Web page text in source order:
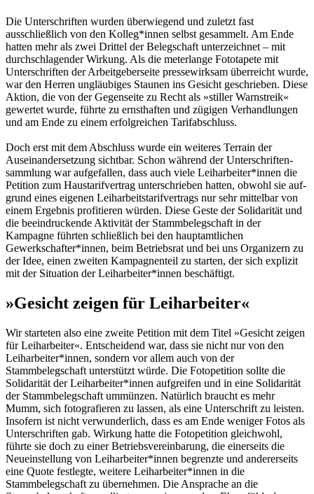
Die Unterschriften wurden überwiegend und zuletzt fast
ausschließlich von den Kolleg*innen selbst gesammelt. Am Ende
hat­ten mehr als zwei Drittel der Belegschaft unter­zeichnet – mit
durchschlagender Wirkung. Als die meterlange Fototapete mit
Unterschriften der Arbeitgeberseite pressewirksam überreicht wurde,
war den Herren ungläubiges Staunen ins Gesicht geschrieben. Diese
Aktion, die von der Gegenseite zu Recht als »stiller Warn­streik«
gewertet wurde, führte zu ernsthaften und zügigen Verhandlungen
und am Ende zu einem erfolgreichen Tarifabschluss.
Doch erst mit dem Abschluss wurde ein weiteres Terrain der
Auseinandersetzung sichtbar. Schon während der Unterschriften­
sammlung war aufgefallen, dass auch viele Leiharbeiter*innen die
Petition zum Haustarif­vertrag unterschrieben hatten, obwohl sie auf­
grund eines eigenen Leiharbeitstarifvertrags nur sehr mittelbar von
einem Ergebnis profi­tieren würden. Diese Geste der Solidarität und
die beeindruckende Aktivität der Stammbeleg­schaft in der
Kampagne führten schließlich bei den hauptamtlichen
Gewerkschafter*innen, beim Betriebsrat und bei uns Organizern zu
der Idee, einen zweiten Kampagnenteil zu starten, der sich explizit
mit der Situation der Leiharbeiter*innen beschäftigt.
»Gesicht zeigen für Leiharbeiter«
Wir starteten also eine zweite Petition mit dem Titel »Gesicht zeigen
für Leiharbeiter«. Entscheidend war, dass sie nicht nur von den
Leiharbeiter*innen, sondern vor allem auch von der
Stammbelegschaft unterstützt würde. Die Fotopetition sollte die
Solidarität der Leiharbeiter*innen aufgreifen und in eine Solidarität
der Stammbelegschaft ummünzen. Natürlich braucht es mehr
Mumm, sich fotografieren zu lassen, als eine Unterschrift zu leisten.
Insofern ist nicht verwunderlich, dass es am Ende weniger Fotos als
Unter­schriften gab. Wirkung hatte die Fotopetition gleichwohl,
führte sie doch zu einer Betriebs­vereinbarung, die einerseits die
Neueinstel­lung von Leiharbeiter*innen begrenzte und andererseits
eine Quote festlegte, weitere Leiharbeiter*innen in die
Stammbelegschaft zu übernehmen. Die Ansprache an die